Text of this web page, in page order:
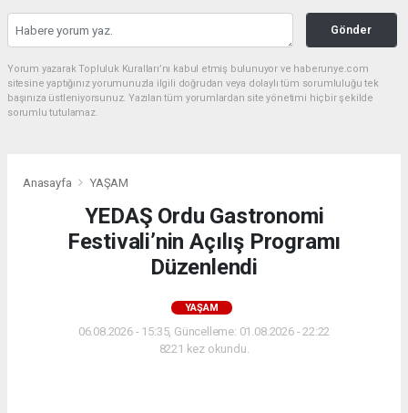
Gönder
Yorum yazarak Topluluk Kuralları’nı kabul etmiş bulunuyor ve haberunye.com
sitesine yaptığınız yorumunuzla ilgili doğrudan veya dolaylı tüm sorumluluğu tek
başınıza üstleniyorsunuz. Yazılan tüm yorumlardan site yönetimi hiçbir şekilde
sorumlu tutulamaz.
Anasayfa YAŞAM
YEDAŞ Ordu Gastronomi
Festivali’nin Açılış Programı
Düzenlendi
YAŞAM
06.08.2026 - 15:35, Güncelleme: 01.08.2026 - 22:22
8221 kez okundu.